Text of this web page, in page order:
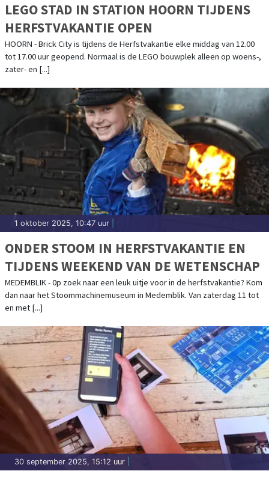
LEGO STAD IN STATION HOORN TIJDENS
HERFSTVAKANTIE OPEN
HOORN - Brick City is tijdens de Herfstvakantie elke middag van 12.00
tot 17.00 uur geopend. Normaal is de LEGO bouwplek alleen op woens-,
zater- en [...]
1 oktober 2025, 10:47 uur
ONDER STOOM IN HERFSTVAKANTIE EN
TIJDENS WEEKEND VAN DE WETENSCHAP
MEDEMBLIK - 0p zoek naar een leuk uitje voor in de herfstvakantie? Kom
dan naar het Stoommachinemuseum in Medemblik. Van zaterdag 11 tot
en met [...]
30 september 2025, 15:12 uur